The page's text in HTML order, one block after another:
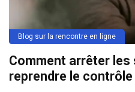
Blog sur la rencontre en ligne
Comment arrêter
reprendre le contrôle